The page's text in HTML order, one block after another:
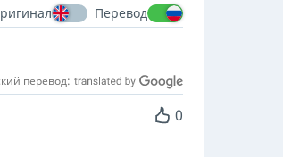
Перевод
перевод:
0